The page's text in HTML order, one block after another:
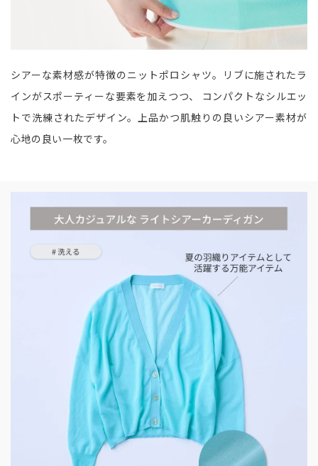
シアーな素材感が特徴のニットポロシャツ。リブに施されたラ
インがスポーティーな要素を加えつつ、 コンパクトなシルエッ
トで洗練されたデザイン。上品かつ肌触りの良いシアー素材が
心地の良い一枚です。